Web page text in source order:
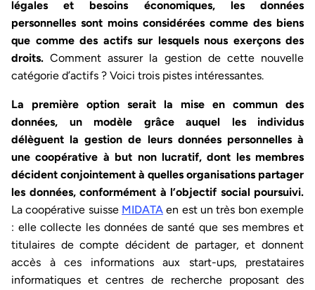
légales et besoins économiques, les données
personnelles sont moins considérées comme des biens
que comme des actifs sur lesquels nous exerçons des
droits. Comment assurer la gestion de cette nouvelle
catégorie d’actifs ? Voici trois pistes intéressantes.
La première option serait la mise en commun des
données, un modèle grâce auquel les individus
délèguent la gestion de leurs données personnelles à
une coopérative à but non lucratif, dont les membres
décident conjointement à quelles organisations partager
les données, conformément à l’objectif social poursuivi.
La coopérative suisse MIDATA en est un très bon exemple
: elle collecte les données de santé que ses membres et
titulaires de compte décident de partager, et donnent
accès à ces informations aux start-ups, prestataires
informatiques et centres de recherche proposant des